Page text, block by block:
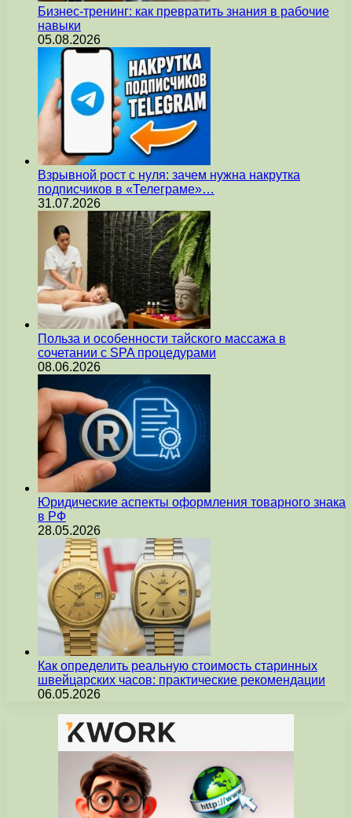
Бизнес-тренинг: как превратить знания в рабочие
навыки
05.08.2026
Взрывной рост с нуля: зачем нужна накрутка
подписчиков в «Телеграме»…
31.07.2026
Польза и особенности тайского массажа в
сочетании с SPA процедурами
08.06.2026
Юридические аспекты оформления товарного знака
в РФ
28.05.2026
Как определить реальную стоимость старинных
швейцарских часов: практические рекомендации
06.05.2026